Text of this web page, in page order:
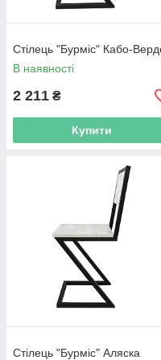
Стілець "Бурміс" Кабо-
В наявності
2 211 ₴
Купити
Стілець "Бурміс" Аляска